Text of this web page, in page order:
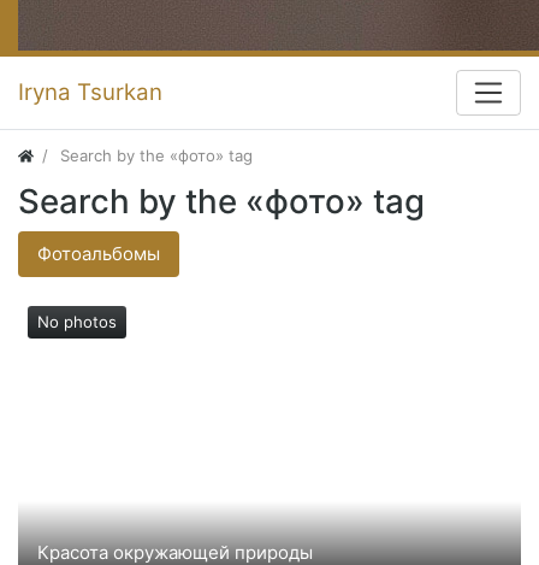
Iryna Tsurkan
Search by the «фото» tag
Search by the «фото» tag
Фотоальбомы
No photos
Красота окружающей природы